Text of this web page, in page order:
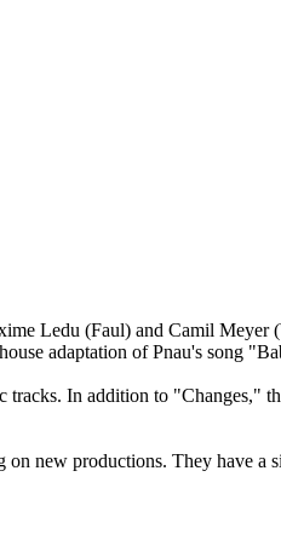
Ledu (Faul) and Camil
adaptation of Pnau's song
In addition to
new productions. They have